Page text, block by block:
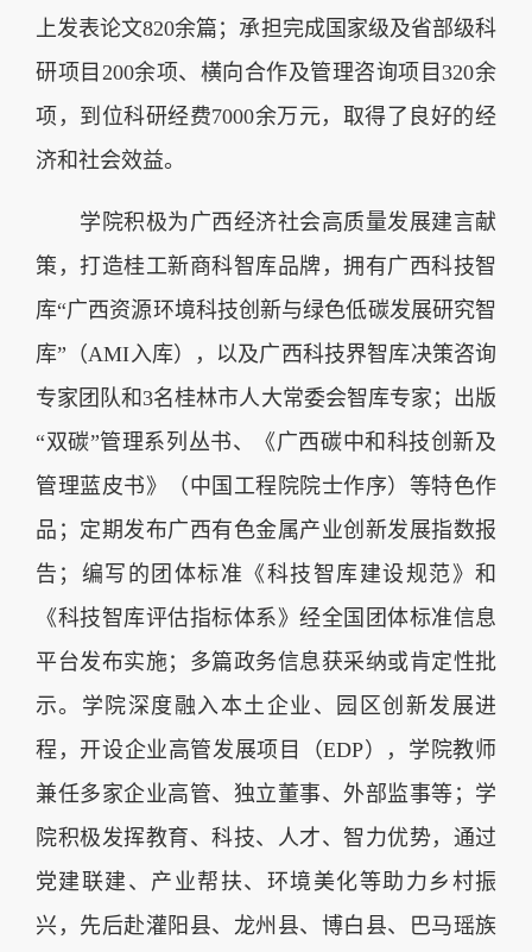
上发表论文820余篇；承担完成国家级及省部级科
研项目200余项、横向合作及管理咨询项目320余
项，到位科研经费7000余万元，取得了良好的经
济和社会效益。
学院积极为广西经济社会高质量发展建言献
策，打造桂工新商科智库品牌，拥有广西科技智
库“广西资源环境科技创新与绿色低碳发展研究智
库”（AMI入库），以及广西科技界智库决策咨询
专家团队和3名桂林市人大常委会智库专家；出版
“双碳”管理系列丛书、《广西碳中和科技创新及
管理蓝皮书》（中国工程院院士作序）等特色作
品；定期发布广西有色金属产业创新发展指数报
告；编写的团体标准《科技智库建设规范》和
《科技智库评估指标体系》经全国团体标准信息
平台发布实施；多篇政务信息获采纳或肯定性批
示。学院深度融入本土企业、园区创新发展进
程，开设企业高管发展项目（EDP），学院教师
兼任多家企业高管、独立董事、外部监事等；学
院积极发挥教育、科技、人才、智力优势，通过
党建联建、产业帮扶、环境美化等助力乡村振
兴，先后赴灌阳县、龙州县、博白县、巴马瑶族